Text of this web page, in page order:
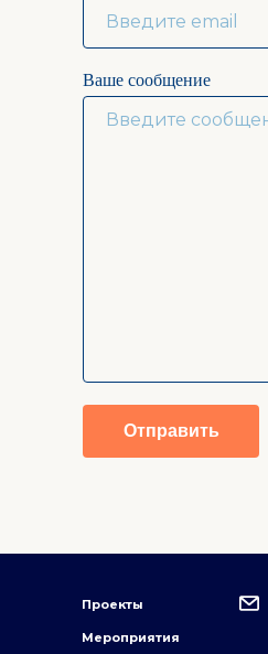
Ваше сообщение
Отправить
Проекты
Мероприятия